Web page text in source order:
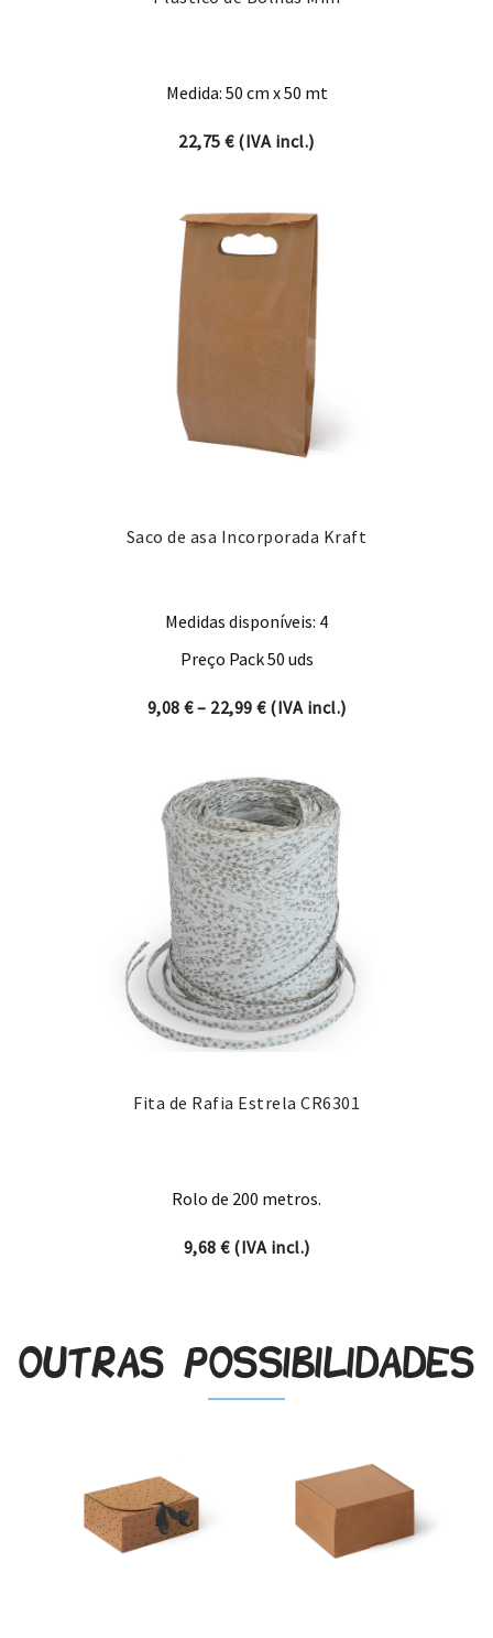
Medida: 50 cm x 50 mt
22,75€(IVA incl.)
Saco de asa Incorporada Kraft
Medidas disponíveis: 4
Preço Pack 50 uds
9,08 €– 22,99 €Price range: 9,08 € through
(IVA incl.)
Fita de Rafia Estrela CR6301
Rolo de 200 metros.
9,68 €(IVA incl.)
Outras possibilidades